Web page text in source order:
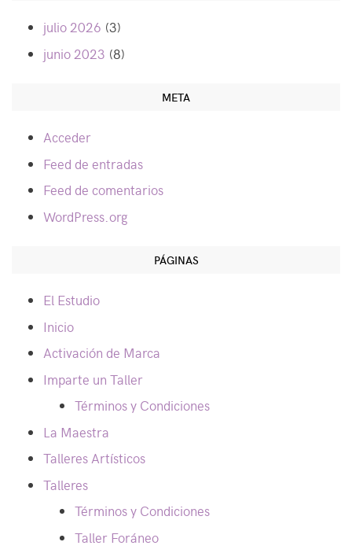
julio 2026 (3)
junio 2023 (8)
META
Acceder
Feed de entradas
Feed de comentarios
WordPress.org
PÁGINAS
El Estudio
Inicio
Activación de Marca
Imparte un Taller
Términos y Condiciones
La Maestra
Talleres Artísticos
Talleres
Términos y Condiciones
Taller Foráneo